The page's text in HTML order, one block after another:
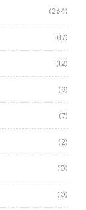
(264)
(17)
(12)
(9)
(7)
(2)
(0)
(0)